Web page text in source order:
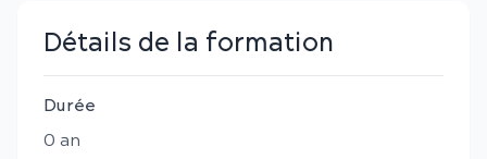
Détails de la formation
Durée
0 an